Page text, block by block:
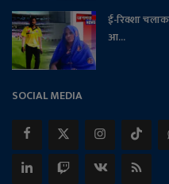
ई-रिक्शा
आ...
SOCIAL MEDIA